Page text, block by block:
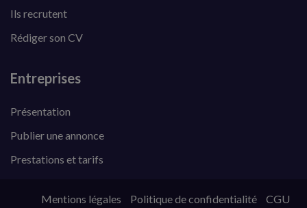
Ils recrutent
Rédiger son CV
Entreprises
Présentation
Publier une annonce
Prestations et tarifs
Mentions légales Politique de confidentialité CGU